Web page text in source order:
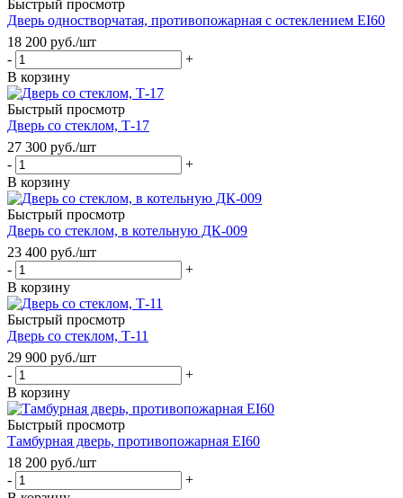
Быстрый просмотр
Дверь одностворчатая, противопожарная с остеклением EI60
18 200 руб./шт
-
+
В корзину
Быстрый просмотр
Дверь со стеклом, Т-17
27 300 руб./шт
-
+
В корзину
Быстрый просмотр
Дверь со стеклом, в котельную ДК-009
23 400 руб./шт
-
+
В корзину
Быстрый просмотр
Дверь со стеклом, Т-11
29 900 руб./шт
-
+
В корзину
Быстрый просмотр
Тамбурная дверь, противопожарная EI60
18 200 руб./шт
-
+